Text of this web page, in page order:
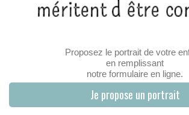
Proposez le portrait de votre
en remplissant
notre formulaire en ligne.
Je propose un portrait